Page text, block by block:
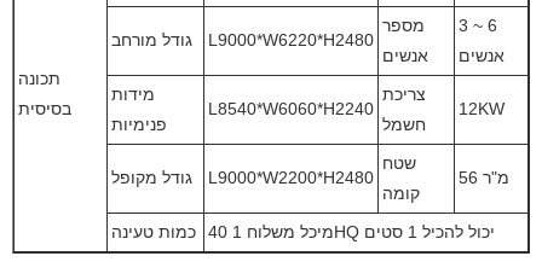
תכונה
בסיסית
גודל מורחב L9000*W6220*H2480
מספר
אנשים
3 ~ 6
אנשים
מידות
פנימיות
L8540*W6060*H2240
צריכת
חשמל
12KW
גודל מקופל L9000*W2200*H2480
שטח
קומה
56 מ"ר
כמות טעינה מיכל משלוח 1 40HQ יכול להכיל 1 סטים